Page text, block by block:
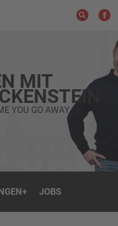
MIT
YOU GO AWAY
+ JOBS